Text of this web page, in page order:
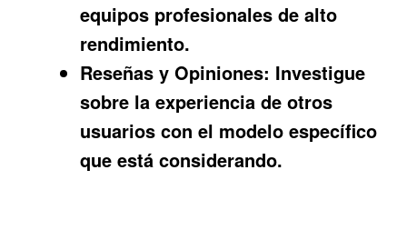
equipos profesionales de alto
rendimiento.
Reseñas y Opiniones: Investigue
sobre la experiencia de otros
usuarios con el modelo específico
que está considerando.